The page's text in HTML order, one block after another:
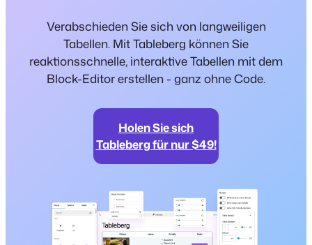
Verabschieden Sie sich von langweiligen
Tabellen. Mit Tableberg können Sie
reaktionsschnelle, interaktive Tabellen mit dem
Block-Editor erstellen - ganz ohne Code.
Holen Sie sich
Tableberg für nur $49!